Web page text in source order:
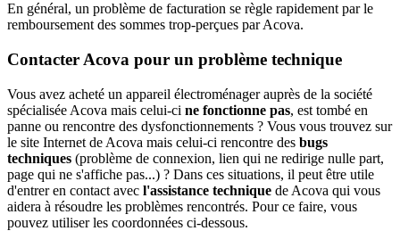
En général, un problème de facturation se règle rapidement par le
remboursement des sommes trop-perçues par Acova.
Contacter Acova pour un problème technique
Vous avez acheté un appareil électroménager auprès de la société
spécialisée Acova mais celui-ci ne fonctionne pas, est tombé en
panne ou rencontre des dysfonctionnements ? Vous vous trouvez sur
le site Internet de Acova mais celui-ci rencontre des bugs
techniques (problème de connexion, lien qui ne redirige nulle part,
page qui ne s'affiche pas...) ? Dans ces situations, il peut être utile
d'entrer en contact avec l'assistance technique de Acova qui vous
aidera à résoudre les problèmes rencontrés. Pour ce faire, vous
pouvez utiliser les coordonnées ci-dessous.